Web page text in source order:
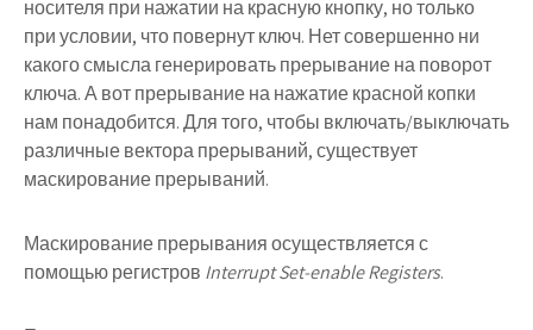
носителя при нажатии на красную кнопку, но только
при условии, что повернут ключ. Нет совершенно ни
какого смысла генерировать прерывание на поворот
ключа. А вот прерывание на нажатие красной копки
нам понадобится. Для того, чтобы включать/выключать
различные вектора прерываний, существует
маскирование прерываний.
Маскирование прерывания осуществляется с
помощью регистров Interrupt Set-enable Registers.